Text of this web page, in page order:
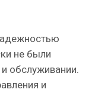
не были
обслуживании.
и